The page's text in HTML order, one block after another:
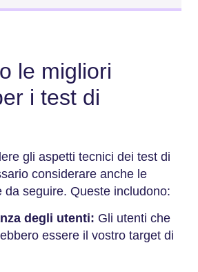
le migliori
i test di
gli aspetti tecnici dei test di
considerare anche le
da seguire. Queste includono:
degli utenti: Gli utenti che
essere il vostro target di